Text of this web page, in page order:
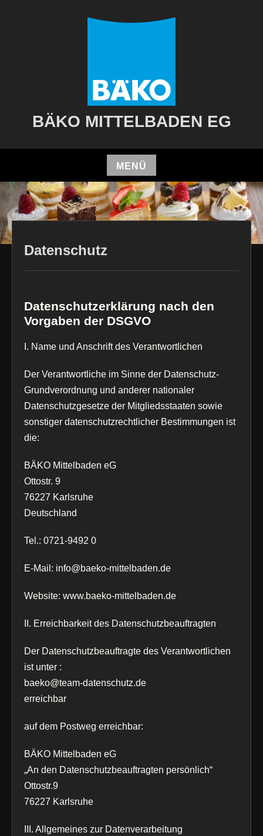
BÄKO MITTELBADEN EG
MENÜ
Zum
Inhalt
springen
Datenschutz
Datenschutzerklärung nach den
Vorgaben der DSGVO
I. Name und Anschrift des Verantwortlichen
Der Verantwortliche im Sinne der Datenschutz-
Grundverordnung und anderer nationaler
Datenschutzgesetze der Mitgliedsstaaten sowie
sonstiger datenschutzrechtlicher Bestimmungen ist
die:
BÄKO Mittelbaden eG
Ottostr. 9
76227 Karlsruhe
Deutschland
Tel.: 0721-9492 0
E-Mail: info@baeko-mittelbaden.de
Website: www.baeko-mittelbaden.de
II. Erreichbarkeit des Datenschutzbeauftragten
Der Datenschutzbeauftragte des Verantwortlichen
ist unter :
baeko@team-datenschutz.de
erreichbar
auf dem Postweg erreichbar:
BÄKO Mittelbaden eG
„An den Datenschutzbeauftragten persönlich“
Ottostr.9
76227 Karlsruhe
III. Allgemeines zur Datenverarbeitung